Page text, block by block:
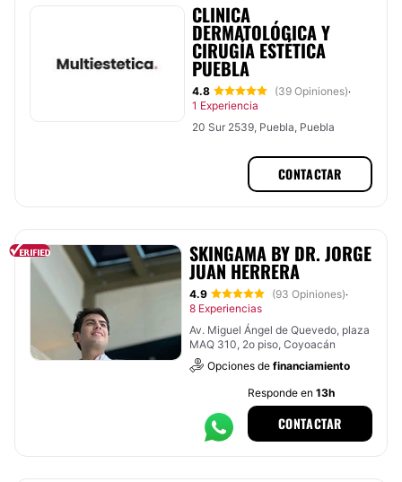
CLINICA
DERMATOLÓGICA Y
CIRUGÍA ESTÉTICA
PUEBLA
4.8 (39 Opiniones)·
1 Experiencia
20 Sur 2539, Puebla, Puebla
CONTACTAR
SKINGAMA BY DR. JORGE
JUAN HERRERA
4.9 (93 Opiniones)·
8 Experiencias
Av. Miguel Ángel de Quevedo, plaza
MAQ 310, 2o piso, Coyoacán
Opciones de financiamiento
Responde en 13h
CONTACTAR